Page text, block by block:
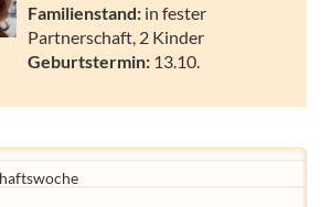
Familienstand: in fester
Partnerschaft, 2 Kinder
Geburtstermin: 13.10.